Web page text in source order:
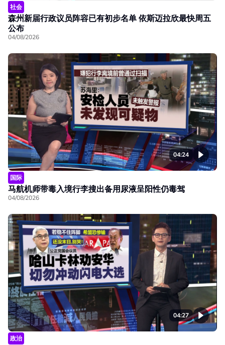
社会
森州新届行政议员阵容已有初步名单 依斯迈拉欣最快周五
公布
04/08/2026
04:24
国际
马航机师带毒入境行李搜出备用尿液呈阳性仍毒驾
04/08/2026
04:27
政治